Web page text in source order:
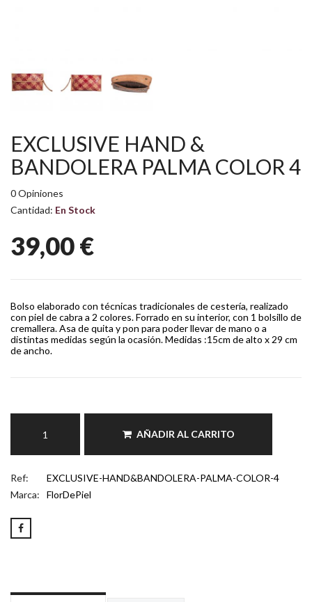
EXCLUSIVE HAND &
BANDOLERA PALMA COLOR 4
0 Opiniones
Cantidad: En Stock
39,00 €
Bolso elaborado con técnicas tradicionales de cestería, realizado
con piel de cabra a 2 colores. Forrado en su interior, con 1 bolsillo de
cremallera. Asa de quita y pon para poder llevar de mano o a
distintas medidas según la ocasión. Medidas :15cm de alto x 29 cm
de ancho.
AÑADIR AL CARRITO
Ref:
EXCLUSIVE-HAND&BANDOLERA-PALMA-COLOR-4
Marca:
FlorDePiel